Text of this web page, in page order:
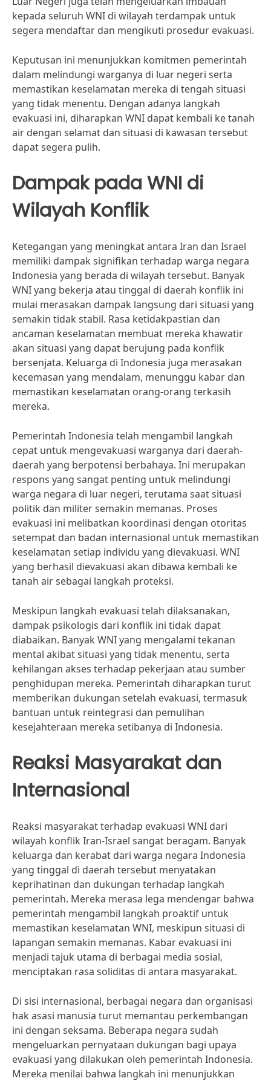
kepada seluruh WNI di wilayah terdampak untuk
segera mendaftar dan mengikuti prosedur evakuasi.
Keputusan ini menunjukkan komitmen pemerintah
dalam melindungi warganya di luar negeri serta
memastikan keselamatan mereka di tengah situasi
yang tidak menentu. Dengan adanya langkah
evakuasi ini, diharapkan WNI dapat kembali ke tanah
air dengan selamat dan situasi di kawasan tersebut
dapat segera pulih.
Dampak pada WNI di
Wilayah Konflik
Ketegangan yang meningkat antara Iran dan Israel
memiliki dampak signifikan terhadap warga negara
Indonesia yang berada di wilayah tersebut. Banyak
WNI yang bekerja atau tinggal di daerah konflik ini
mulai merasakan dampak langsung dari situasi yang
semakin tidak stabil. Rasa ketidakpastian dan
ancaman keselamatan membuat mereka khawatir
akan situasi yang dapat berujung pada konflik
bersenjata. Keluarga di Indonesia juga merasakan
kecemasan yang mendalam, menunggu kabar dan
memastikan keselamatan orang-orang terkasih
mereka.
Pemerintah Indonesia telah mengambil langkah
cepat untuk mengevakuasi warganya dari daerah-
daerah yang berpotensi berbahaya. Ini merupakan
respons yang sangat penting untuk melindungi
warga negara di luar negeri, terutama saat situasi
politik dan militer semakin memanas. Proses
evakuasi ini melibatkan koordinasi dengan otoritas
setempat dan badan internasional untuk memastikan
keselamatan setiap individu yang dievakuasi. WNI
yang berhasil dievakuasi akan dibawa kembali ke
tanah air sebagai langkah proteksi.
Meskipun langkah evakuasi telah dilaksanakan,
dampak psikologis dari konflik ini tidak dapat
diabaikan. Banyak WNI yang mengalami tekanan
mental akibat situasi yang tidak menentu, serta
kehilangan akses terhadap pekerjaan atau sumber
penghidupan mereka. Pemerintah diharapkan turut
memberikan dukungan setelah evakuasi, termasuk
bantuan untuk reintegrasi dan pemulihan
kesejahteraan mereka setibanya di Indonesia.
Reaksi Masyarakat dan
Internasional
Reaksi masyarakat terhadap evakuasi WNI dari
wilayah konflik Iran-Israel sangat beragam. Banyak
keluarga dan kerabat dari warga negara Indonesia
yang tinggal di daerah tersebut menyatakan
keprihatinan dan dukungan terhadap langkah
pemerintah. Mereka merasa lega mendengar bahwa
pemerintah mengambil langkah proaktif untuk
memastikan keselamatan WNI, meskipun situasi di
lapangan semakin memanas. Kabar evakuasi ini
menjadi tajuk utama di berbagai media sosial,
menciptakan rasa soliditas di antara masyarakat.
Di sisi internasional, berbagai negara dan organisasi
hak asasi manusia turut memantau perkembangan
ini dengan seksama. Beberapa negara sudah
mengeluarkan pernyataan dukungan bagi upaya
evakuasi yang dilakukan oleh pemerintah Indonesia.
Mereka menilai bahwa langkah ini menunjukkan